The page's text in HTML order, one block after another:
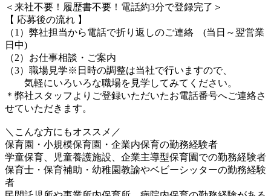
＜来社不要！履歴書不要！電話約3分で登録完了＞
【 応募後の流れ 】
（1）弊社担当から電話で折り返しのご連絡 (当日～翌営業
日中)
（2）お仕事相談・ご案内
（3）職場見学※日時の調整は当社で行いますので、
気軽にいろいろな職場を見学してみてください。
＊弊社スタッフよりご登録いただいたお電話番号へご連絡さ
せていただきます。
＼こんな方にもオススメ／
保育園・小規模保育園・企業内保育の勤務経験者
学童保育、児童養護施設、企業主導型保育園での勤務経験者
保育士・保育補助・幼稚園教諭やベビーシッターの勤務経験
者